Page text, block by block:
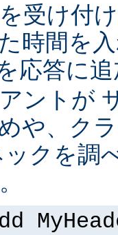
受け付
時間を
応答に
ントが
や、ク
クを調